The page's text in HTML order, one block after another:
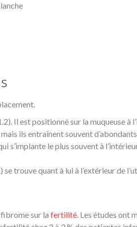
Il est positionné sur la muqueuse à
ils entraînent souvent d’abondants
s’implante le plus souvent à
trouve quant à lui à l’extérieur de
sur la fertilité. Les études ont